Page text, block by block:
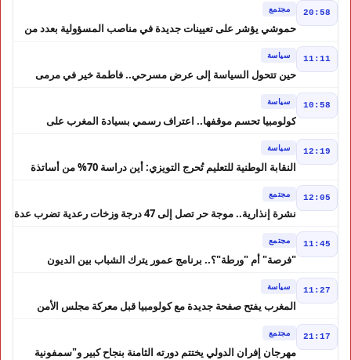
20:58 مجتمع
حموشي يؤشر على تعيينات جديدة في مناصب المسؤولية بعدد من
11:11 سياسة
حين تتحول السياسة إلى عرض مسرحي.. فاطمة خير في مرمى
10:58 سياسة
كولومبيا تحسم موقفها.. اعتراف رسمي بسيادة المغرب على
12:19 سياسة
النقابة الوطنية للتعليم تُحرج التويزي: أين دراسة 70% من أساتذة
12:05 مجتمع
نشرة إنذارية.. موجة حر تصل إلى 47 درجة وزخات رعدية تضرب عدة
11:45 مجتمع
"فرصة" أم "ورطة"؟.. برنامج عمور يترك الشباب بين الديون
11:27 سياسة
المغرب يفتح صفحة جديدة مع كولومبيا قبل معركة مجلس الأمن
21:17 مجتمع
مهرجان إفران الدولي يختتم دورته الثامنة بنجاح كبير و"سمفونية